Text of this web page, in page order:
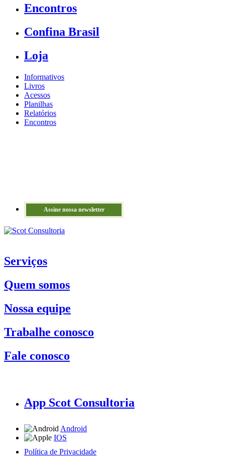
Encontros
Confina Brasil
Loja
Informativos
Livros
Acessos
Planilhas
Relatórios
Encontros
Assine nossa newsletter
Serviços
Quem somos
Nossa equipe
Trabalhe conosco
Fale conosco
App Scot Consultoria
Android
IOS
Política de Privacidade